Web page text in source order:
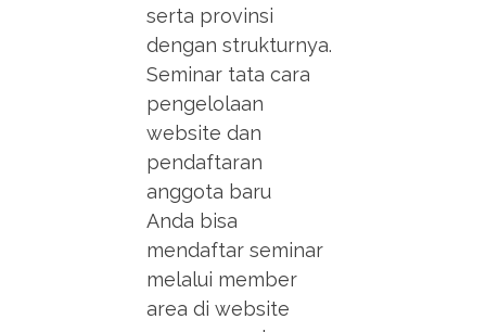
serta provinsi
dengan strukturnya.
Seminar tata cara
pengelolaan
website dan
pendaftaran
anggota baru
Anda bisa
mendaftar seminar
melalui member
area di website